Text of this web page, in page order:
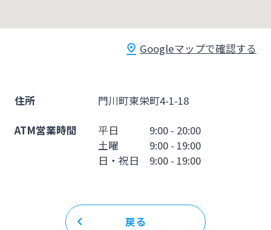
法人・個人事業主のお客さま
株主・投資家の皆さま
宮崎銀行について
Googleマップで確認する
住所 門川町東栄町4-1-18
ATM営業時間
平日 9:00 - 20:00
土曜 9:00 - 19:00
日・祝日 9:00 - 19:00
戻る